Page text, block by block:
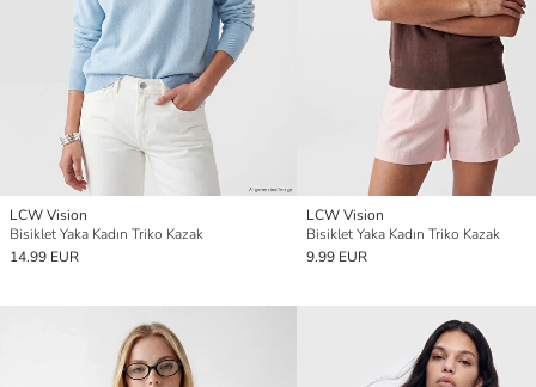
LCW Vision
Bisiklet Yaka Kadın Triko Kazak
14.99 EUR
LCW Vision
Bisiklet Yaka Kadın Triko Kazak
9.99 EUR